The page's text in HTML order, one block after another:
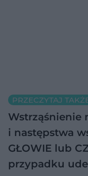
PRZECZYTAJ
Wstrząśnienie
i następstwa
GŁOWIE lub
przypadku